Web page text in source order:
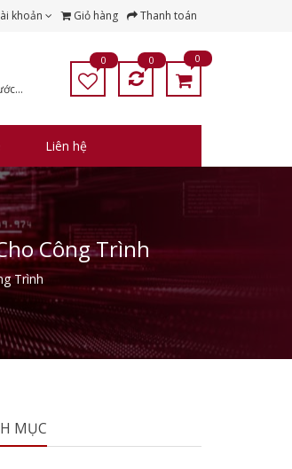
khoản Giỏ hàng Thanh toán
...
0 0 0
Liên hệ
Công Trình
Trình
MỤC